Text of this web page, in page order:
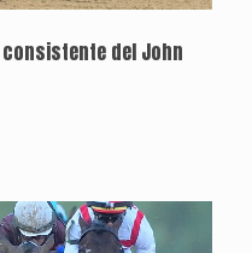
del John